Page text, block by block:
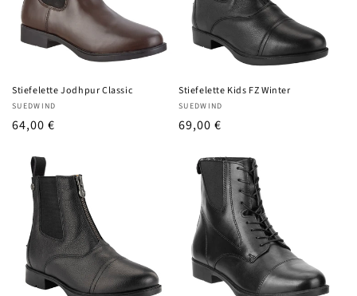
Stiefelette Jodhpur Classic
Anbieter:
SUEDWIND
UVP
64,00 €
Stiefelette Kids FZ Winter
Anbieter:
SUEDWIND
UVP
69,00 €